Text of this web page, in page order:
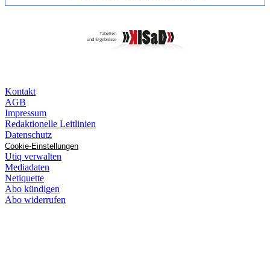
Kontakt
AGB
Impressum
Redaktionelle Leitlinien
Datenschutz
Cookie-Einstellungen
Utiq verwalten
Mediadaten
Netiquette
Abo kündigen
Abo widerrufen